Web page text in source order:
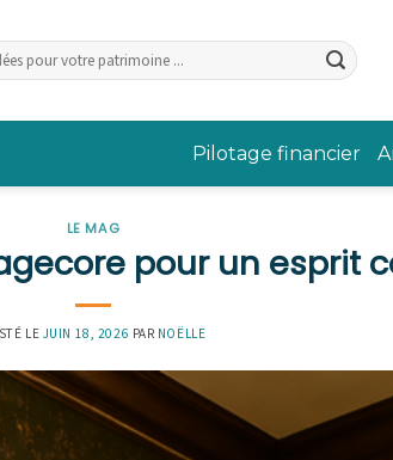
Pilotage financier
LE MAG
pour un esprit
LE JUIN 18, 2026 PAR NOËLLE